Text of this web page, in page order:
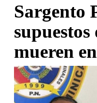
Sargento
mueren